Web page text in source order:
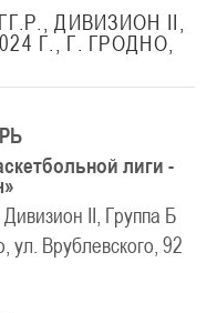
ДИВИЗИОН II,
Г., Г. ГРОДНО,
лиги -
II, Группа Б
ул. Врублевского, 92